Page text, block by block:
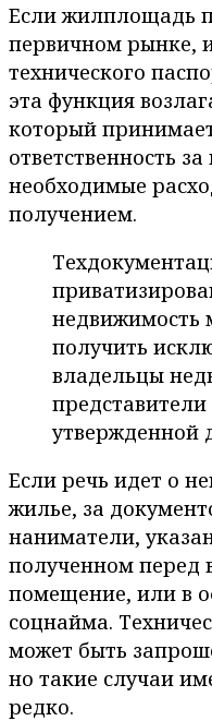
Если жилплощадь
первичном рынке,
технического
эта функция
который
ответственность
необходимые
получением.
недвижимость
получить
владельцы
утвержденной
Если речь идет о
жилье, за
наниматели,
полученном перед
помещение, или в
соцнайма.
может быть
но такие случаи
редко.